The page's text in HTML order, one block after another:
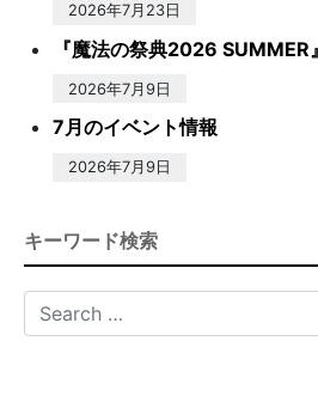
2026年7月23日
『魔法の祭典2026 SUMMER
2026年7月9日
7月のイベント情報
2026年7月9日
キーワード検索
Search for: